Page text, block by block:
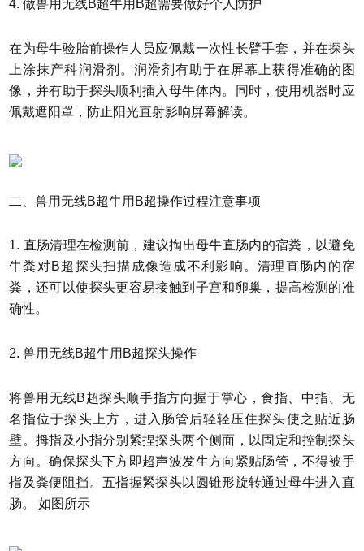
4. 做兽用无线B超牛用B超需要做好个人防护
在为母牛验胎前操作人员应佩戴一次性长臂手套，并在探头
上涂抹产科润滑剂。润滑剂有助于在屏幕上获得准确的图
像，并有助于探头顺利插入母牛体内。同时，使用机器时应
佩戴遮阳罩，防止阳光直射影响屏幕解读。
二、兽用无线B超牛用B超操作过程注意事项
1. 直肠清理在检测前，建议掏出母牛直肠内的宿粪，以避免
牛粪对B超探头扫描成像造成不利影响。清理直肠内的宿
粪，还可以使探头更容易接触到子宫和卵巢，提高检测的准
确性。
2. 兽用无线B超牛用B超探头操作
将兽用无线B超探头顺手指方向握于掌心，食指、中指、无
名指位于探头上方，进入肠管后轻轻压住探头使之贴近肠
壁。拇指及小指分别紧捏探头两个侧面，以固定和控制探头
方向。确保探头下方即超声波发生方向紧贴肠管，不得被手
指及粪便阻挡。五指握紧探头以圆锥形旋转通过母牛进入直
肠。 如图所示